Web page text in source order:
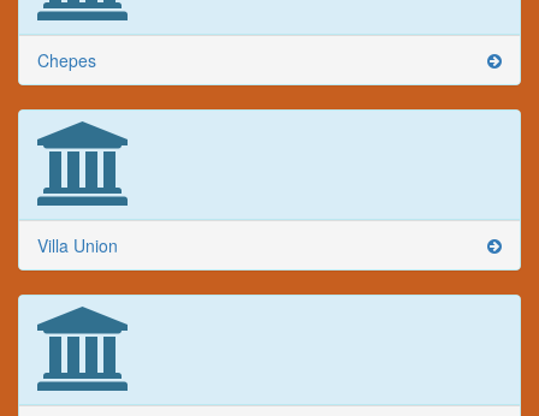
Chepes
Villa Union